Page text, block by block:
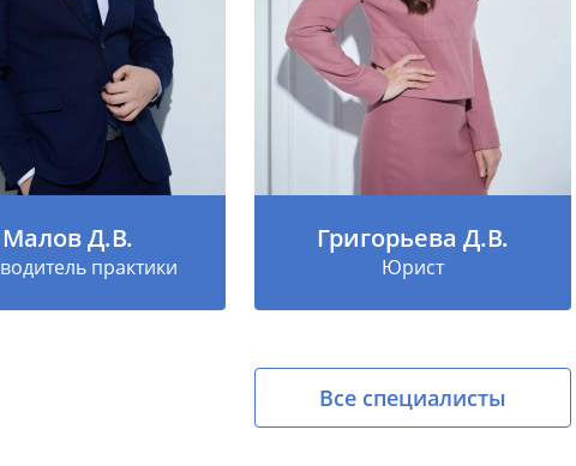
Малов Д.В.
практики
Григорьева Д.В.
Юрист
Все специалисты